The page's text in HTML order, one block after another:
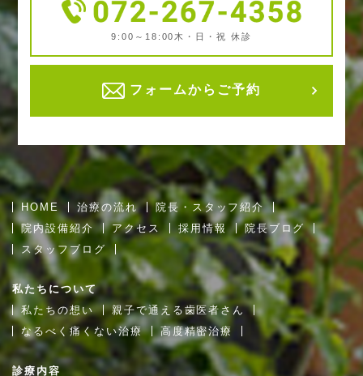
9:00～18:00 木・日・祝 休診
フォームからご予約
HOME 治療の流れ
院長・スタッフ紹介
院内設備紹介
アクセス 採用情報
院長ブログ
スタッフブログ
私たちについて
私たちの想い
親子で通える歯医者さん
なるべく痛くない治療
高度精密治療
診療内容